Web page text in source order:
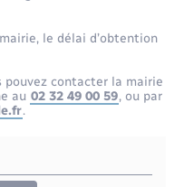
de l’espace
le délai d’obtention
pouvez contacter la mairie
au 02 32 49 00 59, ou par
.